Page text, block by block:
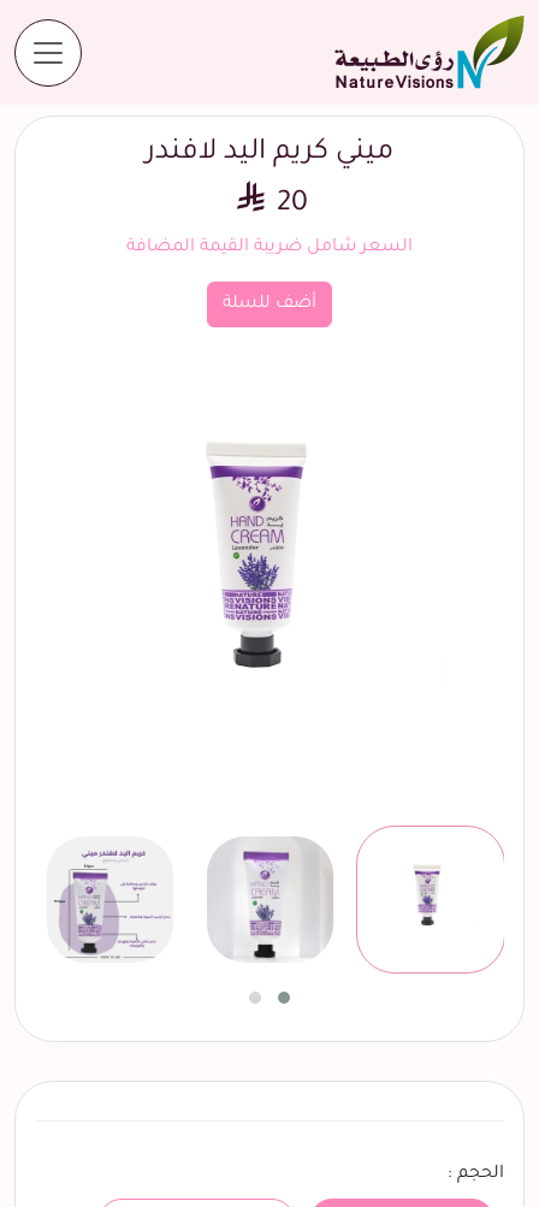
المنتجات ميني كريم اليد لافندر
ميني كريم اليد لافندر
20
السعر شامل ضريبة القيمة المضافة
أضف للسلة
الحجم :